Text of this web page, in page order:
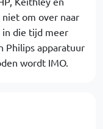
niet om over naar
in die tijd meer
Philips apparatuur
wordt IMO.